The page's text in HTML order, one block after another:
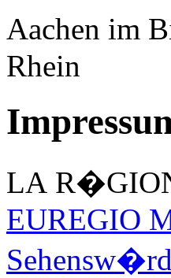
Aachen im
Rhein
LA
EUREGIO